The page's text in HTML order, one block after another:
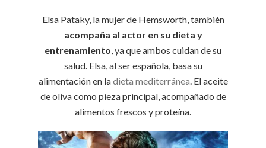
Elsa Pataky, la mujer de Hemsworth, también
acompaña al actor en su dieta y
entrenamiento, ya que ambos cuidan de su
salud. Elsa, al ser española, basa su
alimentación en ladieta mediterránea. El aceite
de oliva como pieza principal, acompañado de
alimentos frescos y proteína.